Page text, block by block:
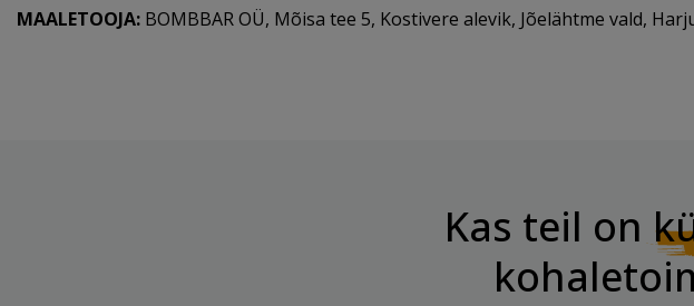
MAALETOOJA: BOMBBAR OÜ, Mõisa tee 5, Kostivere alevik, Jõelähtme vald,
Kas teil on